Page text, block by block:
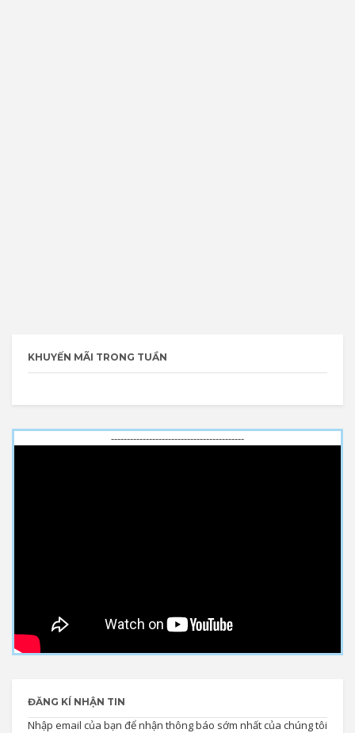
KHUYẾN MÃI TRONG TUẦN
------------------------------------------
ĐĂNG KÍ NHẬN TIN
Nhập email của bạn để nhận thông báo sớm nhất của chúng tôi